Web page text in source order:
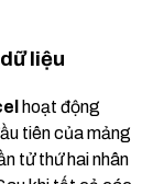
liệu
hoạt động
tiên của mảng
tử thứ hai nhân